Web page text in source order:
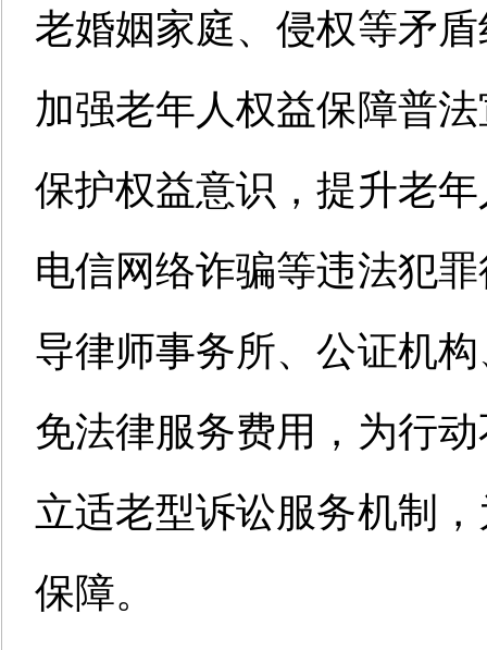
老婚姻家庭、侵权等矛
加强老年人权益保障普
保护权益意识，提升老
电信网络诈骗等违法犯
导律师事务所、公证机
免法律服务费用，为行
立适老型诉讼服务机制
保障。